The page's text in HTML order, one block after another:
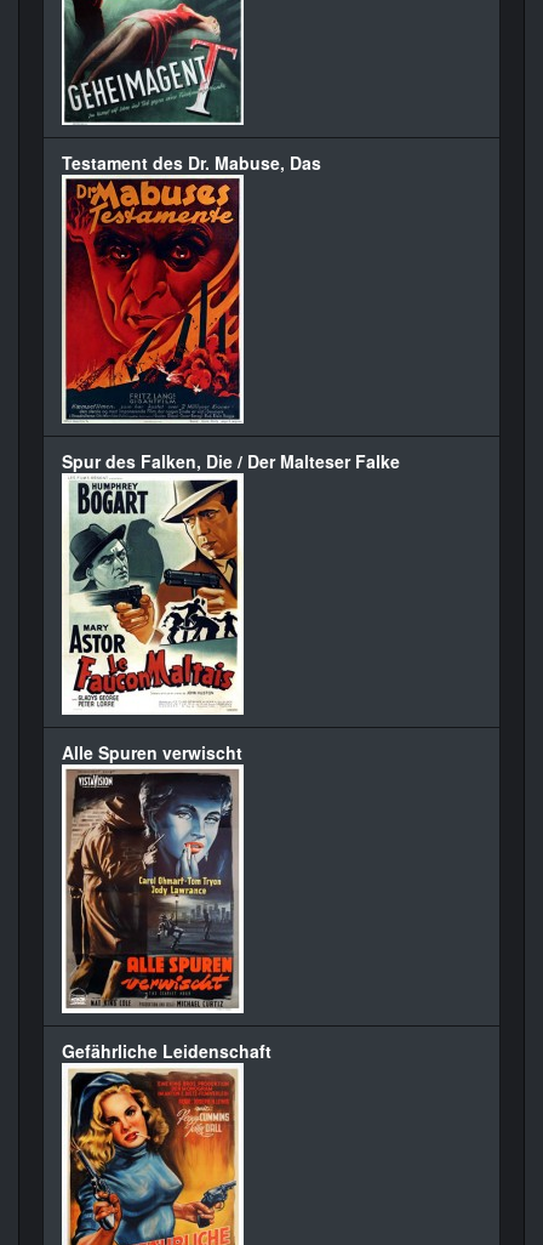
Testament des Dr. Mabuse, Das
Spur des Falken, Die / Der Malteser Falke
Alle Spuren verwischt
Gefährliche Leidenschaft